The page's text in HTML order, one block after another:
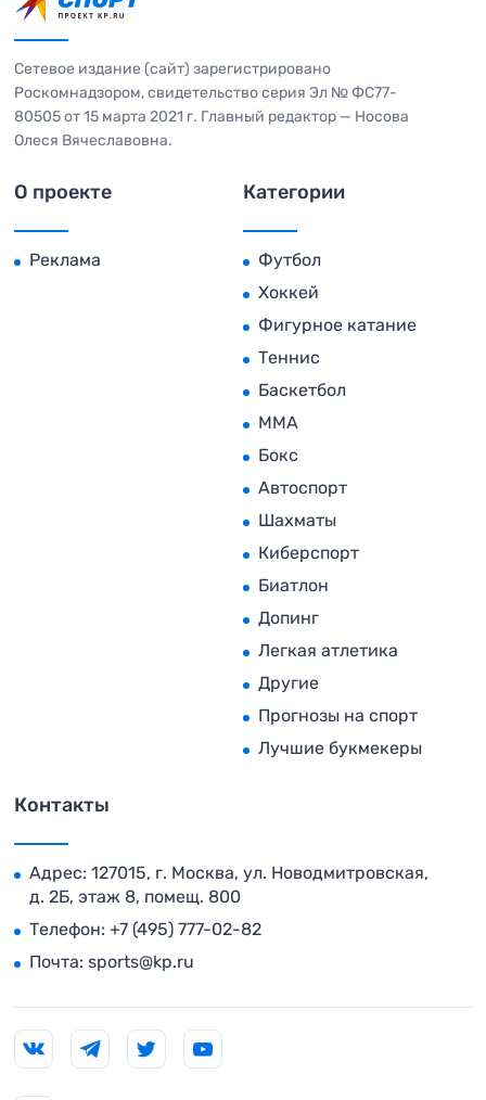
Сетевое издание (сайт) зарегистрировано
Роскомнадзором, свидетельство серия Эл № ФС77-
80505 от 15 марта 2021 г. Главный редактор — Носова
Олеся Вячеславовна.
О проекте
Реклама
Категории
Футбол
Хоккей
Фигурное катание
Теннис
Баскетбол
MMA
Бокс
Автоспорт
Шахматы
Киберспорт
Биатлон
Допинг
Легкая атлетика
Другие
Прогнозы на спорт
Лучшие букмекеры
Контакты
Адрес: 127015, г. Москва, ул. Новодмитровская,
д. 2Б, этаж 8, помещ. 800
Телефон: +7 (495) 777-02-82
Почта: sports@kp.ru